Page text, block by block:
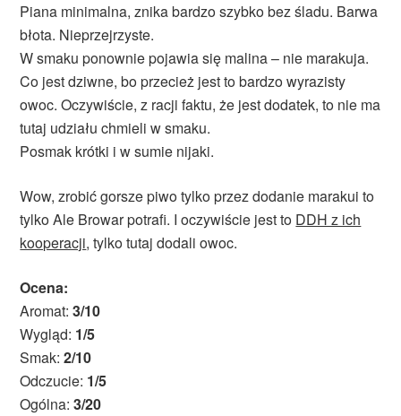
Piana minimalna, znika bardzo szybko bez śladu. Barwa
błota. Nieprzejrzyste.
W smaku ponownie pojawia się malina – nie marakuja.
Co jest dziwne, bo przecież jest to bardzo wyrazisty
owoc. Oczywiście, z racji faktu, że jest dodatek, to nie ma
tutaj udziału chmieli w smaku.
Posmak krótki i w sumie nijaki.
Wow, zrobić gorsze piwo tylko przez dodanie marakui to
tylko Ale Browar potrafi. I oczywiście jest to DDH z ich
kooperacji, tylko tutaj dodali owoc.
Ocena:
Aromat:3/10
Wygląd: 1/5
Smak:2/10
Odczucie: 1/5
Ogólna:3/20